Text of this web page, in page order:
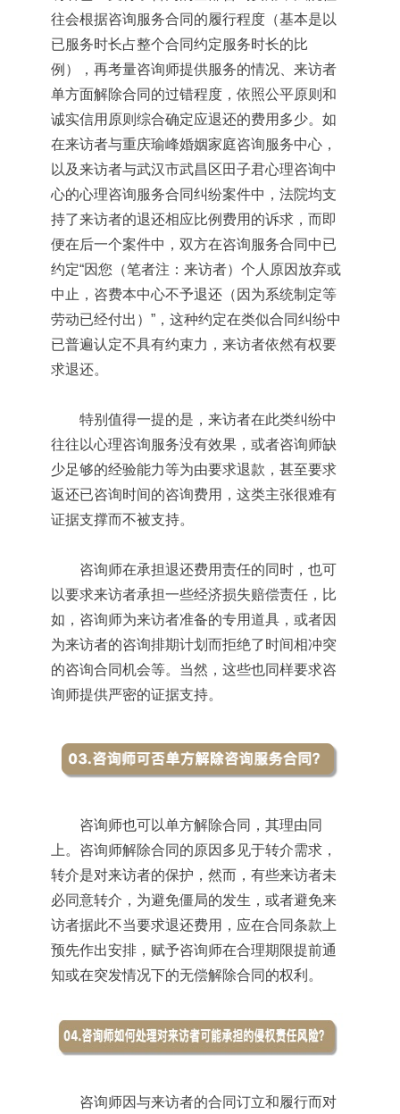
往会根据咨询服务合同的履行程度（基本是以
已服务时长占整个合同约定服务时长的比
例），再考量咨询师提供服务的情况、来访者
单方面解除合同的过错程度，依照公平原则和
诚实信用原则综合确定应退还的费用多少。如
在来访者与重庆瑜峰婚姻家庭咨询服务中心，
以及来访者与武汉市武昌区田子君心理咨询中
心的心理咨询服务合同纠纷案件中，法院均支
持了来访者的退还相应比例费用的诉求，而即
便在后一个案件中，双方在咨询服务合同中已
约定“因您（笔者注：来访者）个人原因放弃或
中止，咨费本中心不予退还（因为系统制定等
劳动已经付出）”，这种约定在类似合同纠纷中
已普遍认定不具有约束力，来访者依然有权要
求退还。
特别值得一提的是，来访者在此类纠纷中
往往以心理咨询服务没有效果，或者咨询师缺
少足够的经验能力等为由要求退款，甚至要求
返还已咨询时间的咨询费用，这类主张很难有
证据支撑而不被支持。
咨询师在承担退还费用责任的同时，也可
以要求来访者承担一些经济损失赔偿责任，比
如，咨询师为来访者准备的专用道具，或者因
为来访者的咨询排期计划而拒绝了时间相冲突
的咨询合同机会等。当然，这些也同样要求咨
询师提供严密的证据支持。
咨询师也可以单方解除合同，其理由同
上。咨询师解除合同的原因多见于转介需求，
转介是对来访者的保护，然而，有些来访者未
必同意转介，为避免僵局的发生，或者避免来
访者据此不当要求退还费用，应在合同条款上
预先作出安排，赋予咨询师在合理期限提前通
知或在突发情况下的无偿解除合同的权利。
咨询师因与来访者的合同订立和履行而对